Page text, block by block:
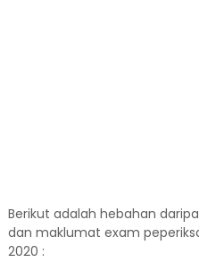
Berikut adalah hebahan
dan maklumat exam
2020 :